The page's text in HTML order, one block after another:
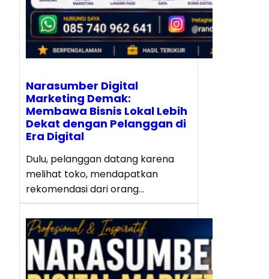
Narasumber Digital
Marketing Demak:
Membawa Bisnis Lokal Lebih
Dekat dengan Pelanggan di
Era Digital
Dulu, pelanggan datang karena
melihat toko, mendapatkan
rekomendasi dari orang…